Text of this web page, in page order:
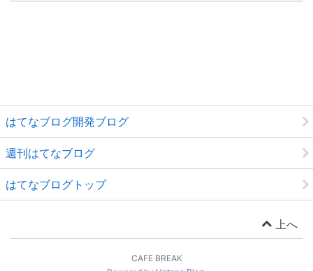
はてなブログ開発ブログ
週刊はてなブログ
はてなブログトップ
上へ
CAFE BREAK